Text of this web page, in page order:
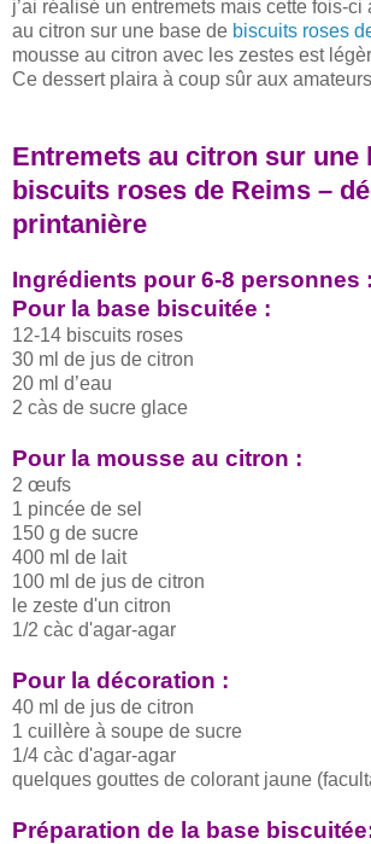
j’ai réalisé un entremets mais cette fois-
au citron sur une base de biscuits roses
mousse au citron avec les zestes est
Ce dessert plaira à coup sûr aux
Entremets au citron sur une
biscuits roses de Reims –
printanière
Ingrédients pour 6-8 personnes :
Pour la base biscuitée :
12-14 biscuits roses
30 ml de jus de citron
20 ml d’eau
2 càs de sucre glace
Pour la mousse au citron :
2 œufs
1 pincée de sel
150 g de sucre
400 ml de lait
100 ml de jus de citron
le zeste d'un citron
1/2 càc d'agar-agar
Pour la décoration :
40 ml de jus de citron
1 cuillère à soupe de sucre
1/4 càc d'agar-agar
quelques gouttes de colorant jaune
Préparation de la base